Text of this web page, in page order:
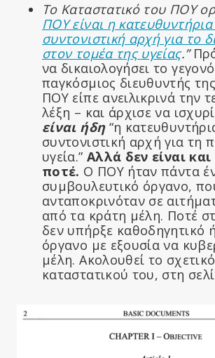
Το Καταστατικό του ΠΟΥ
ΠΟΥ είναι η κατευθυντήρια
συντονιστική αρχή για το
στον τομέα της υγείας.”
να δικαιολογήσει το
παγκόσμιος διευθυντής
ΠΟΥ είπε ανειλικρινά την
λέξη – και άρχισε να
είναι ήδη“η
συντονιστική αρχή για τη
υγεία.” Αλλά δεν είναι
ποτέ. Ο ΠΟΥ ήταν πάντα
συμβουλευτικό όργανο,
ανταποκρινόταν σε
από τα κράτη μέλη. Ποτέ
δεν υπήρξε καθοδηγητικό
όργανο με εξουσία να
μέλη. Ακολουθεί το
καταστατικού του, στη